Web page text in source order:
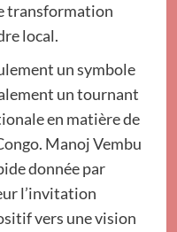
transformation
local.
un symbole
un tournant
en matière de
Manoj Vembu
donnée par
l’invitation
vers une vision